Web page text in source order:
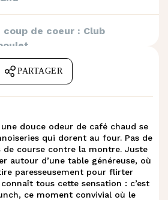
de coeur : Club
œuf mollet
œuf mollet et fromage
PARTAGER
douce odeur de café chaud se
qui dorent au four. Pas de
de course contre la montre. Juste
autour d’une table généreuse, où
paresseusement pour flirter
connaît tous cette sensation : c’est
ce moment convivial où le